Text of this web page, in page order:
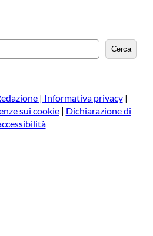
e
a
Cerca
| Informativa privacy|
sui cookie| Dichiarazione di